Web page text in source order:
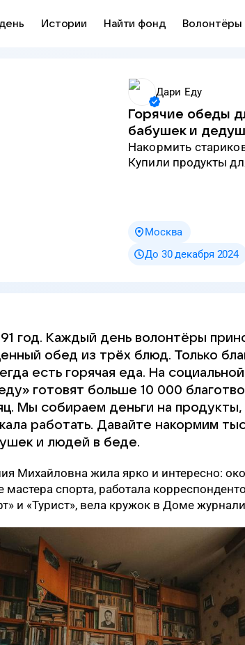
Истории Найти фонд Волонтёры
Дари Еду
Горячие обеды
бабушек и
накормить
Купили продукты
Москва
До 30 декабря 2024
год. Каждый день волонтёры
обед из трёх блюд. Только
есть горячая еда. На
готовят больше 10 000
Мы собираем деньги на
работать. Давайте накормим
и людей в беде.
Михайловна жила ярко и интересно:
мастера спорта, работала
и «Турист», вела кружок в Доме